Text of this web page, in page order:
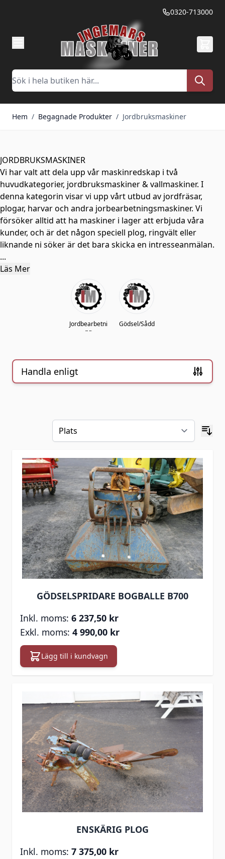
0320-713000
Sök
Hem / Begagnade Produkter / Jordbruksmaskiner
JORDBRUKSMASKINER
Vi har valt att dela upp vår maskinredskap i två
huvudkategorier, jordbruksmaskiner & vallmaskiner. I
denna kategorin visar vi upp vårt utbud av jordfräsar,
plogar, harvar och andra jorbearbetningsmaskiner. Vi
försöker alltid att ha maskiner i lager att erbjuda våra
kunder, och är det någon speciell plog, ringvält eller
liknande ni söker är det bara skicka en intresseanmälan.
...
Läs Mer
Jordbearbetni
ng
Gödsel/Sådd
Handla enligt
GÖDSELSPRIDARE BOGBALLE B700
6 237,50 kr
4 990,00 kr
Lägg till i kundvagn
ENSKÄRIG PLOG
7 375,00 kr